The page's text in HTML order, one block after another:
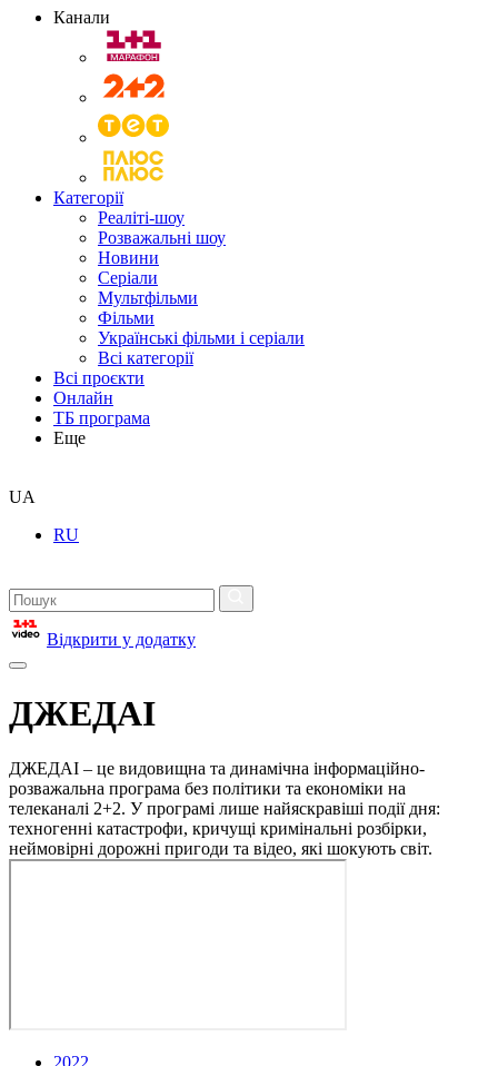
Канали
Категорії
Реаліті-шоу
Розважальні шоу
Новини
Серіали
Мультфільми
Фільми
Українські фільми і серіали
Всі категорії
Всі проєкти
Онлайн
ТБ програма
Еще
UA
RU
Відкрити у додатку
ДЖЕДАІ
ДЖЕДАІ – це видовищна та динамічна інформаційно-
розважальна програма без політики та економіки на
телеканалі 2+2. У програмі лише найяскравіші події дня:
техногенні катастрофи, кричущі кримінальні розбірки,
неймовірні дорожні пригоди та відео, які шокують світ.
2022